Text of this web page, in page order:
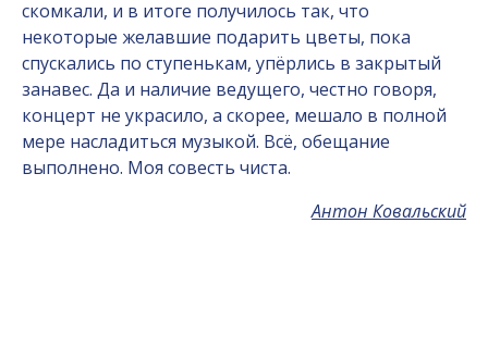
скомкали, и в итоге получилось так, что
некоторые желавшие подарить цветы, пока
спускались по ступенькам, упёрлись в закрытый
занавес. Да и наличие ведущего, честно говоря,
концерт не украсило, а скорее, мешало в полной
мере насладиться музыкой. Всё, обещание
выполнено. Моя совесть чиста.
Антон Ковальский